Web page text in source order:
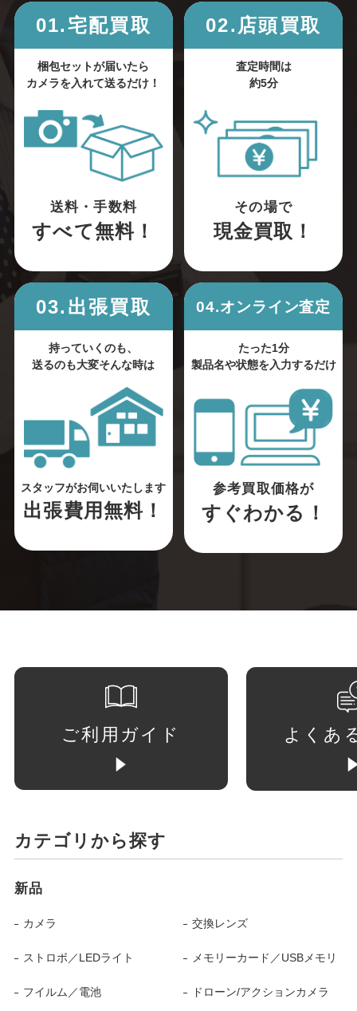
01.宅配買取
梱包セットが届いたら
カメラを入れて送るだけ！
送料・手数料
すべて無料！
02.店頭買取
査定時間は
約5分
その場で
現金買取！
03.出張買取
持っていくのも、
送るのも大変そんな時は
スタッフがお伺いいたします
出張費用無料！
04.オンライン査定
たった1分
製品名や状態を入力するだけ
参考買取価格が
すぐわかる！
ご利用ガイド よくあ
カテゴリから探す
新品
カメラ 交換レンズ
ストロボ／LEDライト メモリーカード／USBメモリ
フイルム／電池 ドローン/アクションカメラ